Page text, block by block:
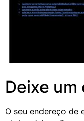
Deixe
O seu endereço de